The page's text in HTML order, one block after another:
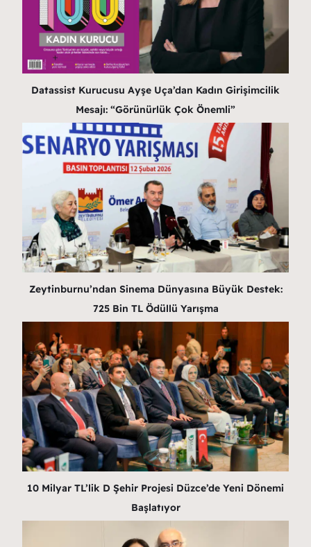
Datassist Kurucusu Ayşe Uça’dan Kadın Girişimcilik
Mesajı: “Görünürlük Çok Önemli”
Zeytinburnu’ndan Sinema Dünyasına Büyük Destek:
725 Bin TL Ödüllü Yarışma
10 Milyar TL’lik D Şehir Projesi Düzce’de Yeni Dönemi
Başlatıyor